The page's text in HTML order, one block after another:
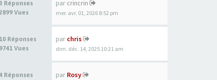
Réponses
Vues
par crincrin
mer. avr. 01, 2026 8:52 pm
10 Réponses
9741 Vues
par chris
dim. déc. 14, 2025 10:21 am
Réponses
par Rosy